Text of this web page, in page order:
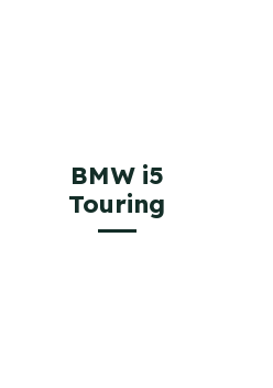
BMW i5
Touring